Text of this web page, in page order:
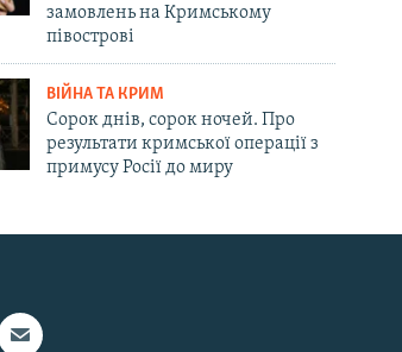
замовлень на Кримському
півострові
ВІЙНА ТА КРИМ
Сорок днів, сорок ночей. Про
результати кримської операції з
примусу Росії до миру